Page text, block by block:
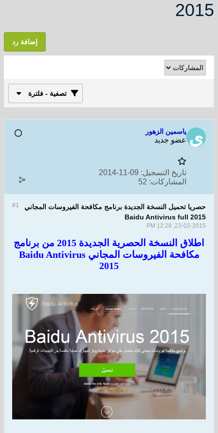
تصفية - فلترة
الزهور
جديد
التسجيل: 09-11-2014
52
#1
النسخة الجديدة برنامج مكافحة الفيروسات المجاني
Baidu Antivirus
اطلاق النسخة الحصرية الجديدة 2015 من برنامج
مكافحة الفيروسات المجاني Baidu Antivirus